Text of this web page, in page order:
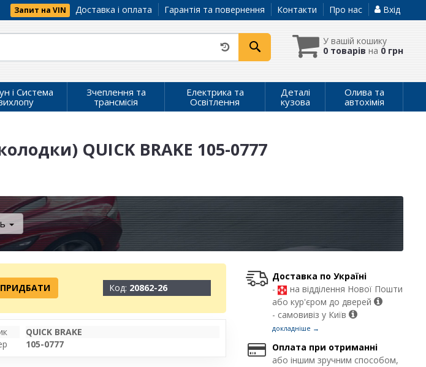
Запит на VIN Доставка і оплата Гарантія та повернення Контакти Про нас Вхід
У вашій кошику
0 товарів на 0 грн
і Система
Зчеплення та
трансмісія
Електрика та
Освітлення
Деталі
кузова
Олива та
автохімія
QUICK BRAKE 105-0777
ПРИДБАТИ Код: 20862-26
QUICK BRAKE
105-0777
Доставка по Україні
-
на відділення Нової Пошти
або кур'єром до дверей
- самовивіз у Київ
докладніше →
Оплата при отриманні
або іншим зручним способом,